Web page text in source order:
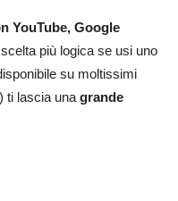
YouTube, Google
più logica se usi uno
su moltissimi
ti lascia una grande